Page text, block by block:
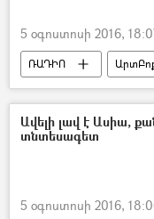
5 օգոստոսի 2016,
ՌԱԴԻՈ
Ավելի լավ է Ասիա,
տնտեսագետ
5 օգոստոսի 2016,